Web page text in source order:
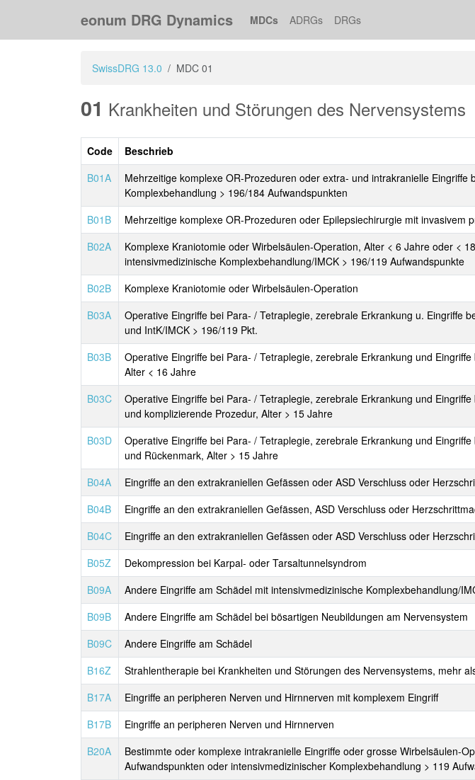
eonum DRG Dynamics MDCs ADRGs DRGs
SwissDRG 13.0 MDC 01
01 Krankheiten und Störungen des Nervensystems
Code
Beschrieb
B01A
Mehrzeitige komplexe OR-Prozeduren oder extra- und intrakranielle
Komplexbehandlung > 196/184 Aufwandspunkten
B01B
Mehrzeitige komplexe OR-Prozeduren oder Epilepsiechirurgie mit invasivem
B02A
Komplexe Kraniotomie oder Wirbelsäulen-Operation, Alter < 6 Jahre oder <
intensivmedizinische Komplexbehandlung/IMCK > 196/119 Aufwandspunkte
B02B
Komplexe Kraniotomie oder Wirbelsäulen-Operation
B03A
Operative Eingriffe bei Para- / Tetraplegie, zerebrale Erkrankung u. Eingriffe
und IntK/IMCK > 196/119 Pkt.
B03B
Operative Eingriffe bei Para- / Tetraplegie, zerebrale Erkrankung und
Alter < 16 Jahre
B03C
Operative Eingriffe bei Para- / Tetraplegie, zerebrale Erkrankung und
und komplizierende Prozedur, Alter > 15 Jahre
B03D
Operative Eingriffe bei Para- / Tetraplegie, zerebrale Erkrankung und
und Rückenmark, Alter > 15 Jahre
B04A
Eingriffe an den extrakraniellen Gefässen oder ASD Verschluss oder
B04B
Eingriffe an den extrakraniellen Gefässen, ASD Verschluss oder
B04C
Eingriffe an den extrakraniellen Gefässen oder ASD Verschluss oder
B05Z
Dekompression bei Karpal- oder Tarsaltunnelsyndrom
B09A
Andere Eingriffe am Schädel mit intensivmedizinische Komplexbehandlung/
B09B
Andere Eingriffe am Schädel bei bösartigen Neubildungen am Nervensystem
B09C
Andere Eingriffe am Schädel
B16Z
Strahlentherapie bei Krankheiten und Störungen des Nervensystems, mehr
B17A
Eingriffe an peripheren Nerven und Hirnnerven mit komplexem Eingriff
B17B
Eingriffe an peripheren Nerven und Hirnnerven
B20A
Bestimmte oder komplexe intrakranielle Eingriffe oder grosse Wirbelsäulen-
Aufwandspunkten oder intensivmedizinischer Komplexbehandlung > 119